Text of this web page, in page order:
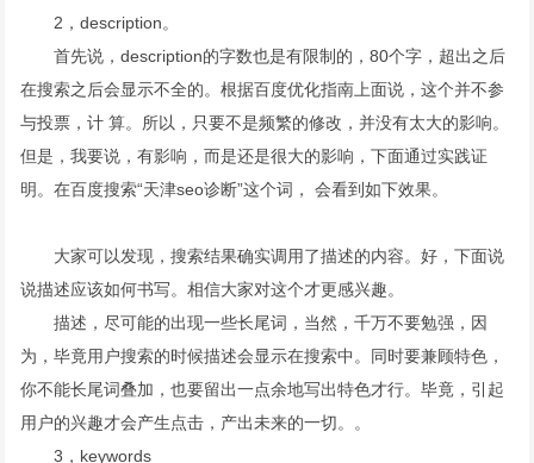
2，description。
首先说，description的字数也是有限制的，80个字，超出之后
在搜索之后会显示不全的。根据百度优化指南上面说，这个并不参
与投票，计 算。所以，只要不是频繁的修改，并没有太大的影响。
但是，我要说，有影响，而是还是很大的影响，下面通过实践证
明。在百度搜索“天津seo诊断”这个词， 会看到如下效果。
大家可以发现，搜索结果确实调用了描述的内容。好，下面说
说描述应该如何书写。相信大家对这个才更感兴趣。
描述，尽可能的出现一些长尾词，当然，千万不要勉强，因
为，毕竟用户搜索的时候描述会显示在搜索中。同时要兼顾特色，
你不能长尾词叠加，也要留出一点余地写出特色才行。毕竟，引起
用户的兴趣才会产生点击，产出未来的一切。。
3，keywords